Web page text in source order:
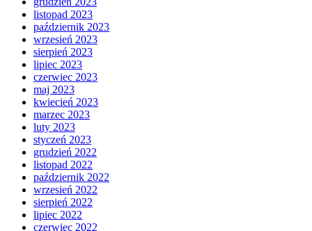
listopad 2023
październik 2023
wrzesień 2023
sierpień 2023
lipiec 2023
czerwiec 2023
maj 2023
kwiecień 2023
marzec 2023
luty 2023
styczeń 2023
grudzień 2022
listopad 2022
październik 2022
wrzesień 2022
sierpień 2022
lipiec 2022
czerwiec 2022